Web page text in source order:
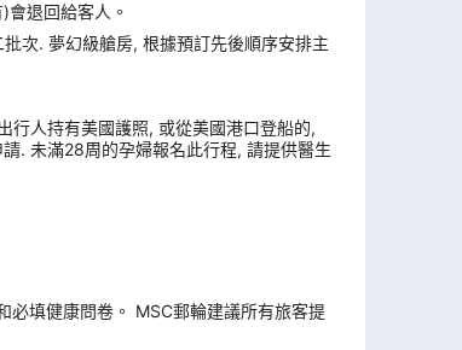
退回給客人。
次. 夢幻級艙房, 根據預訂先後順序安排主
行人持有美國護照, 或從美國港口登船的,
. 未滿28周的孕婦報名此行程, 請提供醫生
必填健康問卷。 MSC郵輪建議所有旅客提